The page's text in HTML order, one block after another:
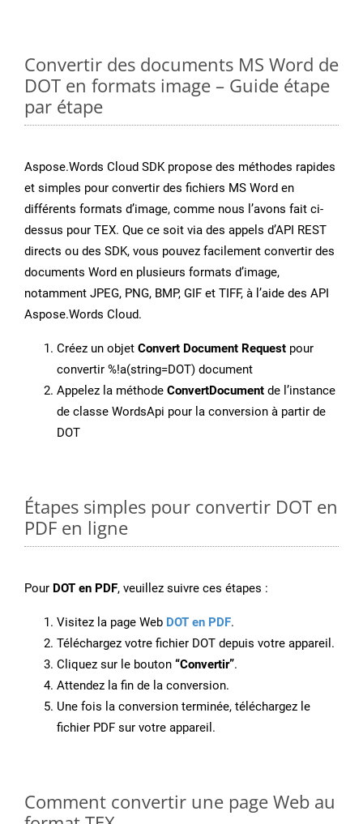
Convertir des documents MS Word de
DOT en formats image – Guide étape
par étape
Aspose.Words Cloud SDK propose des méthodes rapides
et simples pour convertir des fichiers MS Word en
différents formats d’image, comme nous l’avons fait ci-
dessus pour TEX. Que ce soit via des appels d’API REST
directs ou des SDK, vous pouvez facilement convertir des
documents Word en plusieurs formats d’image,
notamment JPEG, PNG, BMP, GIF et TIFF, à l’aide des API
Aspose.Words Cloud.
Créez un objet Convert Document Request pour
convertir %!a(string=DOT) document
Appelez la méthode ConvertDocument de l’instance
de classe WordsApi pour la conversion à partir de
DOT
Étapes simples pour convertir DOT en
PDF en ligne
Pour DOT en PDF, veuillez suivre ces étapes :
Visitez la page Web DOT en PDF.
Téléchargez votre fichier DOT depuis votre appareil.
Cliquez sur le bouton “Convertir”.
Attendez la fin de la conversion.
Une fois la conversion terminée, téléchargez le
fichier PDF sur votre appareil.
Comment convertir une page Web au